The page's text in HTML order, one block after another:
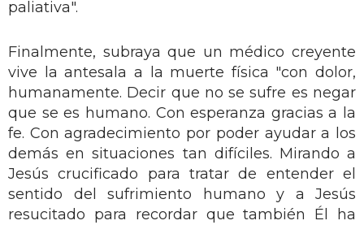
paliativa".
Finalmente, subraya que un médico creyente
vive la antesala a la muerte física "con dolor,
humanamente. Decir que no se sufre es negar
que se es humano. Con esperanza gracias a la
fe. Con agradecimiento por poder ayudar a los
demás en situaciones tan difíciles. Mirando a
Jesús crucificado para tratar de entender el
sentido del sufrimiento humano y a Jesús
resucitado para recordar que también Él ha